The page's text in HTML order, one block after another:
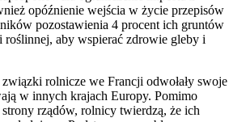
opóźnienie wejścia w życie przepisów
pozostawienia 4 procent ich gruntów
aby wspierać zdrowie gleby i
rolnicze we Francji odwołały swoje
w innych krajach Europy. Pomimo
rządów, rolnicy twierdzą, że ich